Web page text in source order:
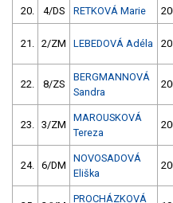
20. 4/DS RETKOVÁ Marie
21. 2/ZM LEBEDOVÁ Adéla
22. 8/ZS
BERGMANNOVÁ
Sandra
23. 3/ZM
MAROUSKOVÁ
Tereza
24. 6/DM
NOVOSADOVÁ
Eliška
PROCHÁZKOVÁ